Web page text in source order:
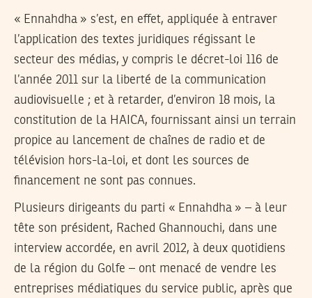
« Ennahdha » s’est, en effet, appliquée à entraver
l’application des textes juridiques régissant le
secteur des médias, y compris le décret-loi 116 de
l’année 2011 sur la liberté de la communication
audiovisuelle ; et à retarder, d’environ 18 mois, la
constitution de la HAICA, fournissant ainsi un terrain
propice au lancement de chaînes de radio et de
télévision hors-la-loi, et dont les sources de
financement ne sont pas connues.
Plusieurs dirigeants du parti « Ennahdha » – à leur
tête son président, Rached Ghannouchi, dans une
interview accordée, en avril 2012, à deux quotidiens
de la région du Golfe – ont menacé de vendre les
entreprises médiatiques du service public, après que